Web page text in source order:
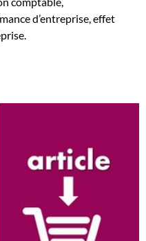
d’entreprise, effet